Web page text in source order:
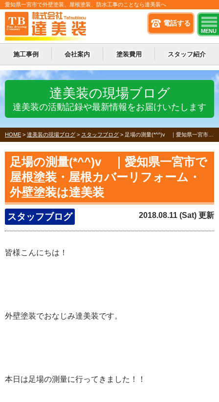
電話する
MENU
愛知県一宮市で外壁塗装、屋根塗装、防水工事のことなら達美装へ
施工事例 会社案内 塗装費用 スタッフ紹介
達美装の現場ブログ
達美装の活動記録や最新情報をお届けいたします
HOME > 達美装の現場ブログ > スタッフブログ > 足場の測量(*^^)v ｜愛知県一宮市で屋根塗装・屋根カバーリフォーム・外壁塗装は達美装
足場の測量(*^^)v ｜愛知県一宮市で
屋根塗装・屋根カバーリフォーム・
外壁塗装は達美装
スタッフブログ 2018.08.11 (Sat) 更新
皆様こんにちは！
外壁塗装でおなじみ達美装です。
本日は足場の測量に行ってきました！！